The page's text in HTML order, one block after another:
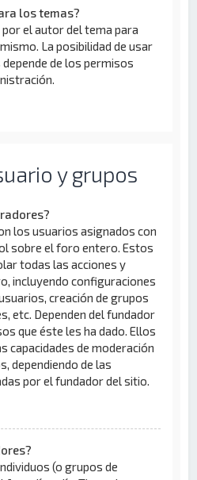
los temas?
el autor del tema para
La posibilidad de usar
de los permisos
y grupos
los usuarios asignados con
sobre el foro entero. Estos
todas las acciones y
incluyendo configuraciones
creación de grupos
etc. Dependen del fundador
que éste les ha dado. Ellos
capacidades de moderación
dependiendo de las
por el fundador del sitio.
(o grupos de